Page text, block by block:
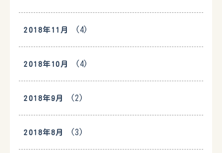
2018年11月 (4)
2018年10月 (4)
2018年9月 (2)
2018年8月 (3)